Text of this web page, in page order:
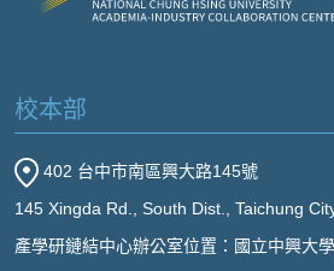
校本部
402 台中市南區興大路145號
145 Xingda Rd., South Dist., Taichung
產學研鏈結中心辦公室位置：國立中興大